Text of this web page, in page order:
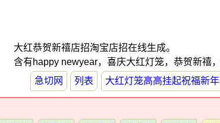
大红恭贺新禧店招淘宝店招在线生成。
含有happy newyear，喜庆大红灯笼，恭贺新禧
急切网
列表 大红灯笼高高挂起祝福新